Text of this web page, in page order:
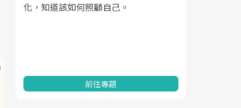
化，知道該如何照顧自己。
前往專題